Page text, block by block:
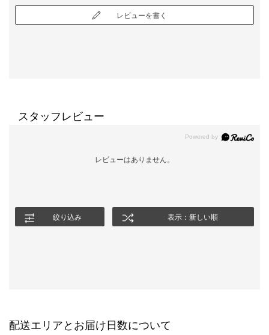
レビューを書く
スタッフレビュー
レビューはありません。
絞り込み 表示：新しい順
配送エリアとお届け日数について